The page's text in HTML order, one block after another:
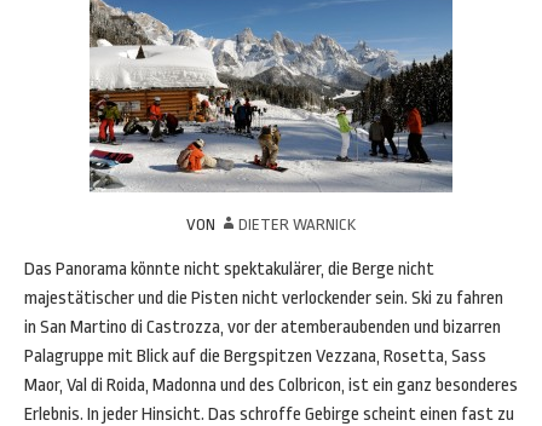
VON DIETER WARNICK
Das Panorama könnte nicht spektakulärer, die Berge nicht
majestätischer und die Pisten nicht verlockender sein. Ski zu fahren
in San Martino di Castrozza, vor der atemberaubenden und bizarren
Palagruppe mit Blick auf die Bergspitzen Vezzana, Rosetta, Sass
Maor, Val di Roida, Madonna und des Colbricon, ist ein ganz besonderes
Erlebnis. In jeder Hinsicht. Das schroffe Gebirge scheint einen fast zu